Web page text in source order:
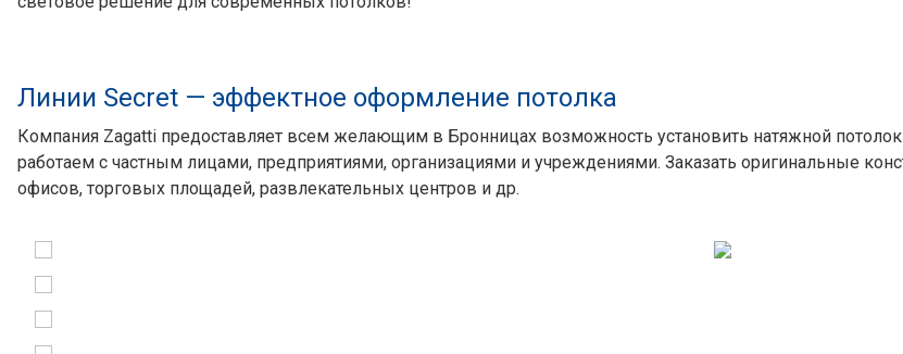
Линии Secret — эффектное оформление потолка
Компания Zagatti предоставляет всем желающим в Бронницах возможность установить натяжной
работаем с частным лицами, предприятиями, организациями и учреждениями. Заказать оригинальные
офисов, торговых площадей, развлекательных центров и др.